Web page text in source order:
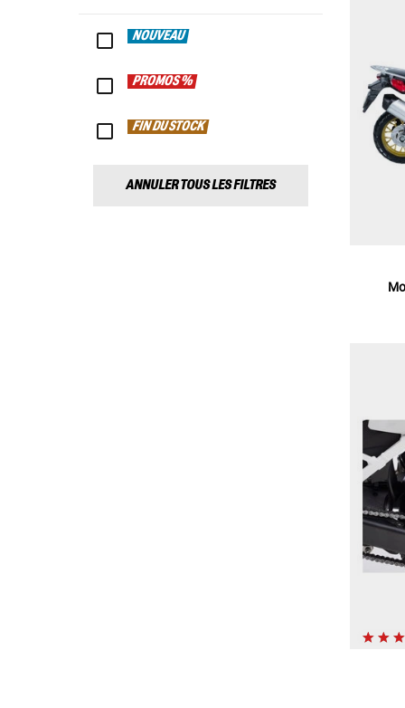
NOUVEAU
PROMOS %
FIN DU STOCK
ANNULER TOUS LES FILTRES